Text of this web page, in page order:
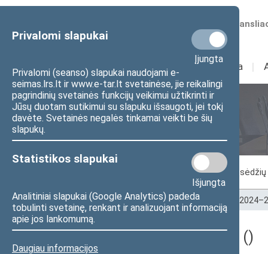
Privalomi slapukai
Įjungta
Privalomi (seanso) slapukai naudojami e-
seimas.lrs.lt ir www.e-tar.lt svetainėse, jie reikalingi
pagrindinių svetainės funkcijų veikimui užtikrinti ir
Jūsų duotam sutikimui su slapuku išsaugoti, jei tokį
davėte. Svetainės negalės tinkamai veikti be šių
slapukų.
Statistikos slapukai
Išjungta
Analitiniai slapukai (Google Analytics) padeda
tobulinti svetainę, renkant ir analizuojant informaciją
apie jos lankomumą.
Daugiau informacijos
Numatomos
Sudėtis Veikla I
Seimo posėdžiai
Posėdžiai
Pradžia>Seimo posėdžiai>Kadencijos
Darbotvarkės klausimas ()